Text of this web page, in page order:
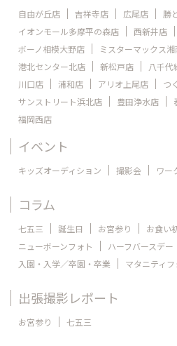
自由が丘店 吉祥寺店 広尾店
勝
イオンモール多摩平の森店
西新井店
ボーノ相模大野店
ミスターマックス
港北センター北店
新松戸店 八千代
川口店
浦和店 アリオ上尾店
つ
サンストリート浜北店
豊田浄水店
福岡西店
イベント
キッズオーディション 撮影会 ワー
コラム
七五三 誕生日 お宮参り
お食い
ニューボーンフォト
ハーフバースデー
入園・入学／卒園・卒業
マタニティフ
出張撮影レポート
お宮参り 七五三